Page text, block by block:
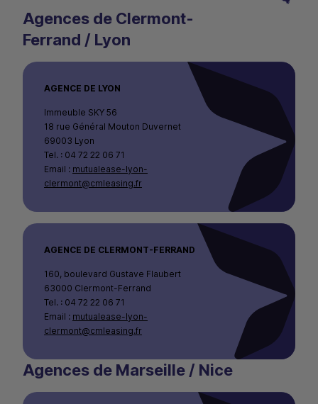
Agences de Clermont-
Ferrand / Lyon
AGENCE DE LYON
Immeuble SKY 56
18 rue Général Mouton Duvernet
69003 Lyon
Tel. : 04 72 22 06 71
Email : mutualease-lyon-
clermont@cmleasing.fr
AGENCE DE CLERMONT-FERRAND
160, boulevard Gustave Flaubert
63000 Clermont-Ferrand
Tel. : 04 72 22 06 71
Email : mutualease-lyon-
clermont@cmleasing.fr
Agences de Marseille / Nice